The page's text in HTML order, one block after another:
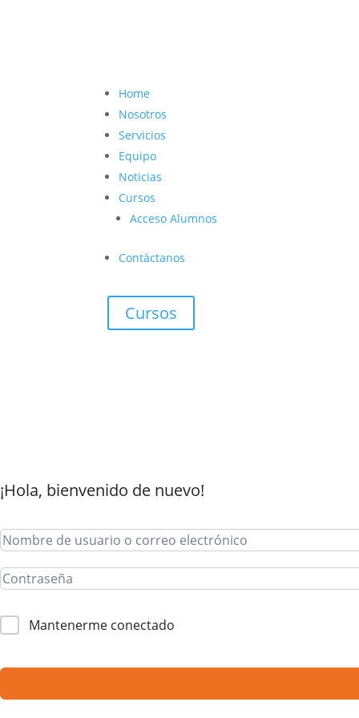
Home
Nosotros
Servicios
Equipo
Noticias
Cursos
Acceso Alumnos
Contáctanos
Cursos
¡Hola, bienvenido de nuevo!
Mantenerme conectado